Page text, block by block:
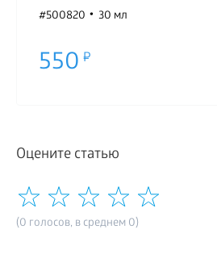
#500820
30 мл
550
Оцените статью
(0 голосов, в среднем 0)